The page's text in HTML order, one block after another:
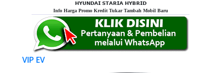
𝗛𝗬𝗨𝗡𝗗𝗔𝗜 𝗦𝗧𝗔𝗥𝗜𝗔 𝗛𝗬𝗕𝗥𝗜𝗗
Info Harga Promo Kredit Tukar Tambah Mobil Baru
VIP EV